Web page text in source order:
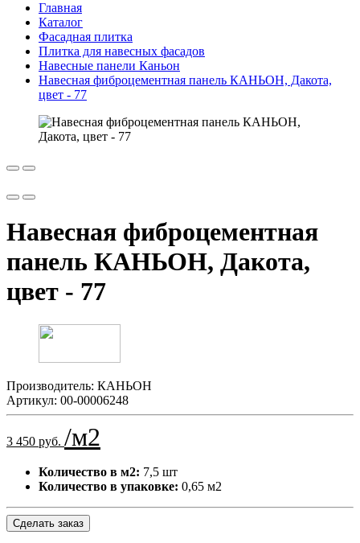
Главная
Каталог
Фасадная плитка
Плитка для навесных фасадов
Навесные панели Каньон
Навесная фиброцементная панель КАНЬОН, Дакота,
цвет - 77
Навесная фиброцементная
панель КАНЬОН, Дакота,
цвет - 77
Производитель: КАНЬОН
Артикул: 00-00006248
3 450 руб. /м2
Количество в м2: 7,5 шт
Количество в упаковке: 0,65 м2
Сделать заказ